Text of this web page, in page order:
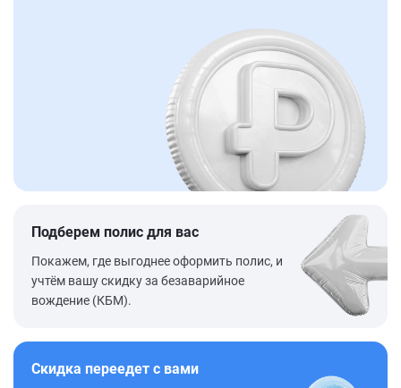
Подберем полис для вас
Покажем, где выгоднее оформить полис, и
учтём вашу скидку за безаварийное
вождение (КБМ).
Скидка переедет с вами